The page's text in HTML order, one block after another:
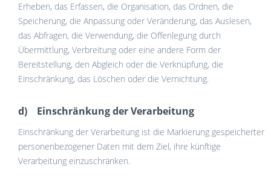
Erheben, das Erfassen, die Organisation, das Ordnen, die
Speicherung, die Anpassung oder Veränderung, das Auslesen,
das Abfragen, die Verwendung, die Offenlegung durch
Übermittlung, Verbreitung oder eine andere Form der
Bereitstellung, den Abgleich oder die Verknüpfung, die
Einschränkung, das Löschen oder die Vernichtung.
d) Einschränkung der Verarbeitung
Einschränkung der Verarbeitung ist die Markierung gespeicherter
personenbezogener Daten mit dem Ziel, ihre künftige
Verarbeitung einzuschränken.